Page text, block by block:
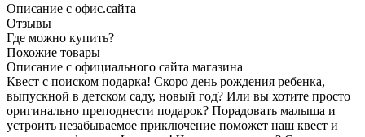
Описание с офис.сайта
Отзывы
Где можно купить?
Похожие товары
Описание с официального сайта магазина
Квест с поиском подарка! Скоро день рождения ребенка,
выпускной в детском саду, новый год? Или вы хотите просто
оригинально преподнести подарок? Порадовать малыша и
устроить незабываемое приключение поможет наш квест и